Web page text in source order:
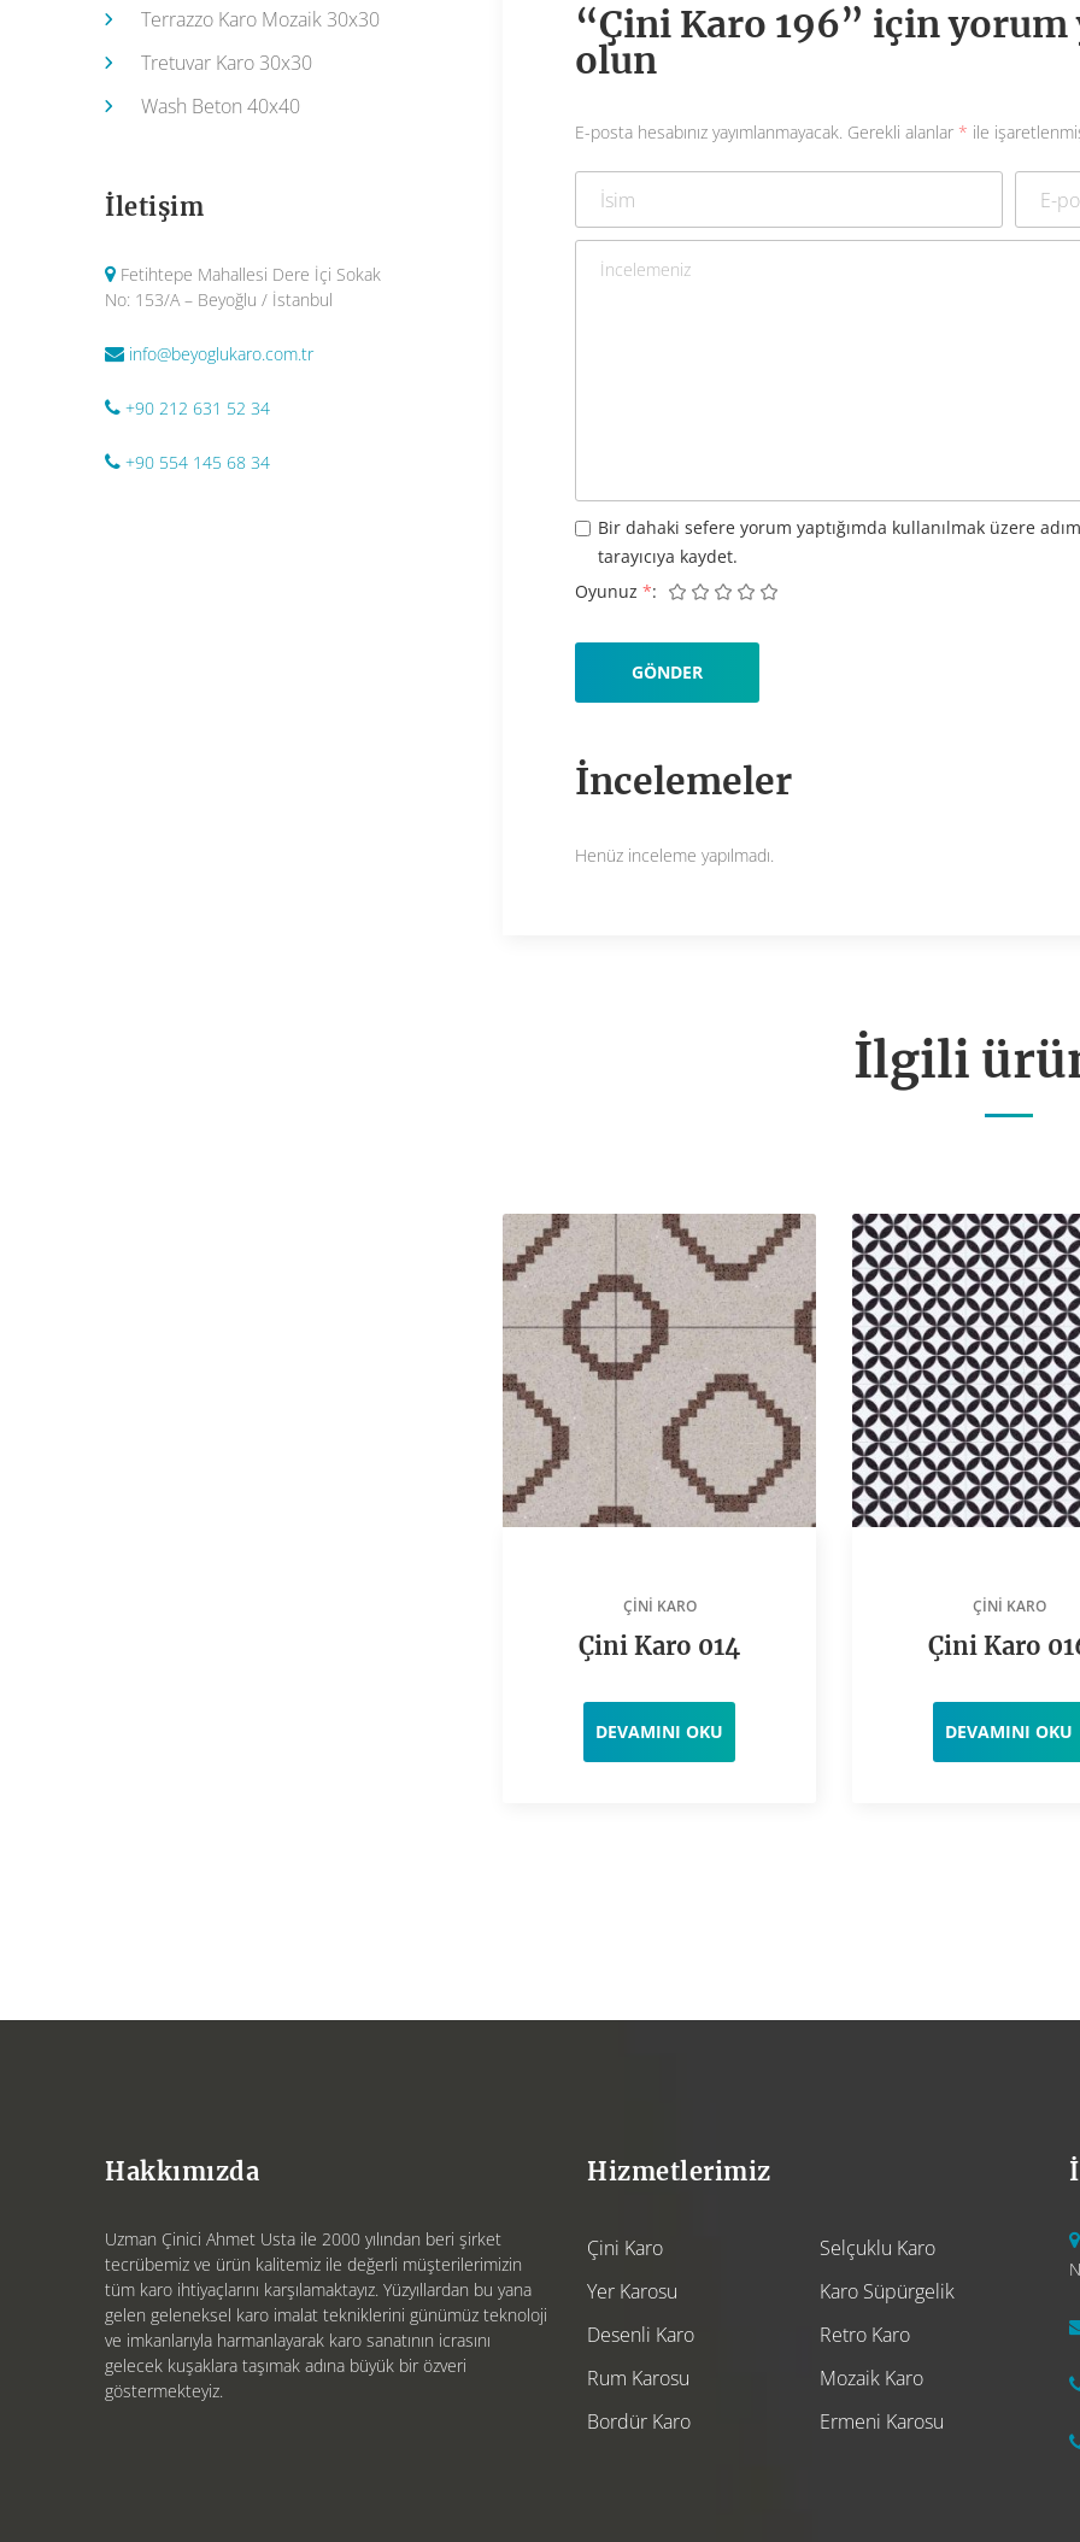
İncelemeler
Henüz inceleme yapılmadı.
“Çini Karo 196” için
olun
E-posta hesabınız yayımlanmayacak. Gerekli alanlar * ile
Oyunuz *
Bir dahaki sefere yorum yaptığımda kullanılmak üzere
tarayıcıya kaydet.
İlgili
ÇINI KARO
Çini Karo 014
DEVAMINI OKU
ÇINI KARO
Çini Karo
DEVAMINI OKU
Terrazzo Karo Mozaik 30x30
Tretuvar Karo 30x30
Wash Beton 40x40
İletişim
Fetihtepe Mahallesi Dere İçi Sokak
No: 153/A – Beyoğlu / İstanbul
info@beyoglukaro.com.tr
+90 212 631 52 34
+90 554 145 68 34
Hakkımızda
Uzman Çinici Ahmet Usta ile 2000 yılından beri şirket
tecrübemiz ve ürün kalitemiz ile değerli müşterilerimizin
tüm karo ihtiyaçlarını karşılamaktayız. Yüzyıllardan bu yana
gelen geleneksel karo imalat tekniklerini günümüz teknoloji
ve imkanlarıyla harmanlayarak karo sanatının icrasını
gelecek kuşaklara taşımak adına büyük bir özveri
göstermekteyiz.
Hizmetlerimiz
Çini Karo
Yer Karosu
Desenli Karo
Rum Karosu
Bordür Karo
Selçuklu Karo
Karo Süpürgelik
Retro Karo
Mozaik Karo
Ermeni Karosu